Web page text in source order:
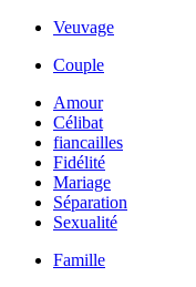
Veuvage
Couple
Amour
Célibat
fiancailles
Fidélité
Mariage
Séparation
Sexualité
Famille